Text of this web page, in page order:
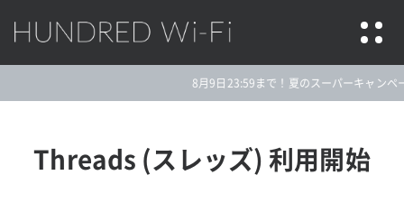
HUNDRED Wi-Fi
8月9日23:59まで！夏のスーパーキャンペ
Threads (スレッズ) 利用開始